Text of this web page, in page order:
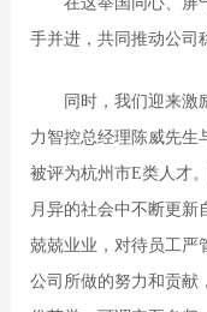
手并进，共同推动公司
同时，我们迎来激
力智控总经理陈威先生
被评为杭州市E类人才
月异的社会中不断更新
兢兢业业，对待员工严
公司所做的努力和贡献